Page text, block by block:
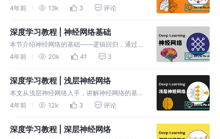
例，讲解神经网络(Neural Network)模型结构
经网络：Standard NN，CNN和RNN等。
4年前 13k 3 评论
深度学习教程 | 神经网络基础
本节介绍神经网络的基础——逻辑回归，通过对
逻辑回归模型结构的分析，过渡到后续神经网络
失函数，梯度下降算法，计算图与正向传播及反
4年前 20k 41 3
深度学习教程 | 浅层神经网络
本文从浅层神经网络入手，讲解神经网络的基本
结构(输入层，隐藏层和输出层)，浅层神经网络
下降优化，不同的激活函数的优缺点及非线性的
4年前 12k 3 评论
深度学习教程 | 深层神经网络